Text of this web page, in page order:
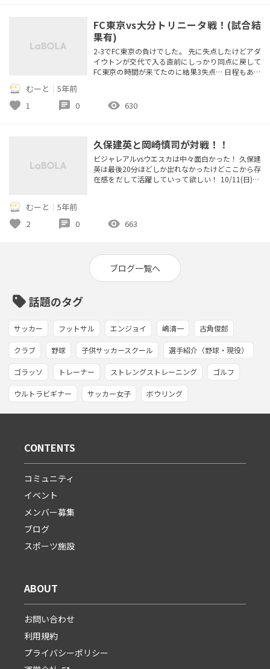
FC東京vs大分トリニータ戦！(試合結
果有)
2-3でFC東京の負けでした。 先に失点したけどアダ
イウトンが交代で入る直前にしっかり同点に戻して
FC東京の時間が来てたのに結果3失点… 日程もあっ
穴を早く補強しないとズルズルと負けていきそうで
怖いな～ ★10/11(日)17~19時 東京都MIFA立川でウ
むーと ｜ 5年前
favorite 1 chat 0 visibility 630
久保建英と岡崎慎司が対戦！！
ビジャレアルvsウエスカは中々面白かった！ 久保建
英は最後20分ほどしか出れなかったけどここから存
在感をだして活躍していって欲しい！ 10/11(日)17
覧ください！
むーと ｜ 5年前
favorite 2 chat 0 visibility 663
ブログ一覧へ
sell話題のタグ
サッカー フットサル エンジョイ 嶋清一 古角俊郎
クラブ 野球 子供サッカースクール 選手紹介（野球・現役）
ゴラッソ トレーナー ストレングストレーニング ゴルフ
ウルトラビギナー サッカー女子 ボウリング
CONTENTS
コミュニティ
イベント
メンバー募集
ブログ
スポーツ施設
ABOUT
お問い合わせ
利用規約
プライバシーポリシー